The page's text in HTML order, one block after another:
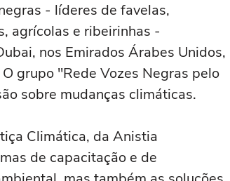
- líderes de favelas,
agrícolas e ribeirinhas -
nos Emirados Árabes Unidos,
grupo "Rede Vozes Negras pelo
sobre mudanças climáticas.
Climática, da Anistia
de capacitação e de